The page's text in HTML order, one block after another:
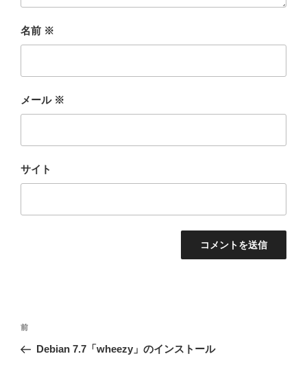
名前 ※
メール ※
サイト
投
ナ
前
の
前
Debian 7.7「wheezy」のインストール